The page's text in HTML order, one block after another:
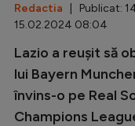
Redactia | Publicat:
15.02.2024 08:04
Lazio a reușit să
lui Bayern
învins-o pe Real
Champions